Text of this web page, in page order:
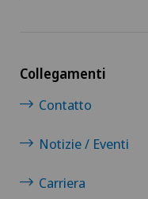
Collegamenti
Contatto
Notizie / Eventi
Carriera